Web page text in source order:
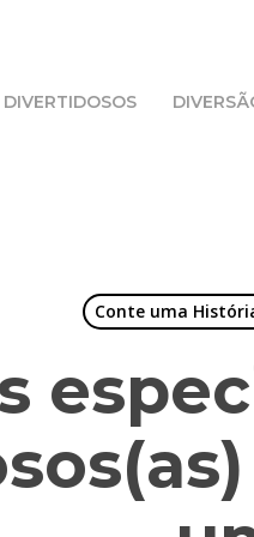
DIVERTIDOSOS
Conte uma